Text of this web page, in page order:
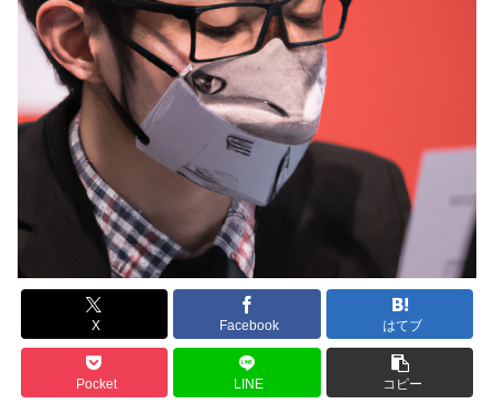
X Facebook はてブ
Pocket LINE コピー